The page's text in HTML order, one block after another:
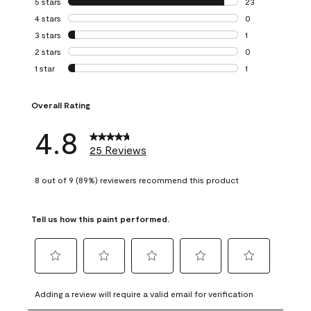
23 reviews with
4 stars stars
0
0 reviews with 4
3 stars stars
1
1 review with 3
2 stars stars
0
0 reviews with 2
1 star stars
1
Overall Rating
4.8 25 Reviews
8 out of 9 (89%) reviewers recommend this product
Tell us how this paint performed.
to
rate
to
rate
to
rate
to
rate
to
rate
Adding a review will require a valid email for verification